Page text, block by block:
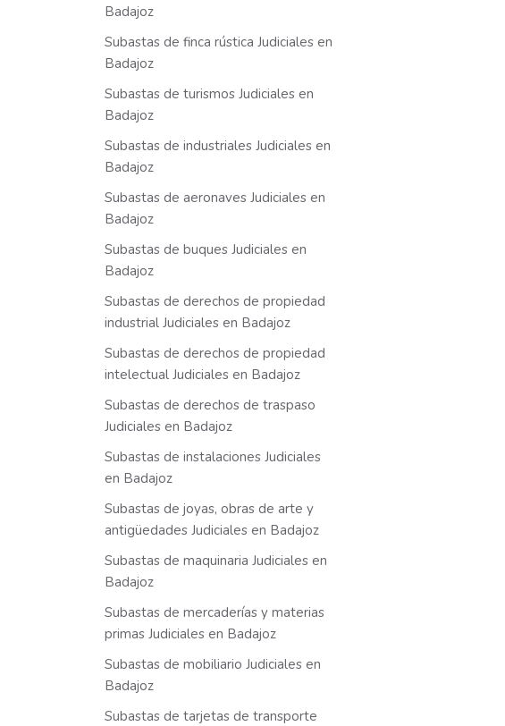
Badajoz
Subastas de finca rústica Judiciales en
Badajoz
Subastas de turismos Judiciales en
Badajoz
Subastas de industriales Judiciales en
Badajoz
Subastas de aeronaves Judiciales en
Badajoz
Subastas de buques Judiciales en
Badajoz
Subastas de derechos de propiedad
industrial Judiciales en Badajoz
Subastas de derechos de propiedad
intelectual Judiciales en Badajoz
Subastas de derechos de traspaso
Judiciales en Badajoz
Subastas de instalaciones Judiciales
en Badajoz
Subastas de joyas, obras de arte y
antigüedades Judiciales en Badajoz
Subastas de maquinaria Judiciales en
Badajoz
Subastas de mercaderías y materias
primas Judiciales en Badajoz
Subastas de mobiliario Judiciales en
Badajoz
Subastas de tarjetas de transporte